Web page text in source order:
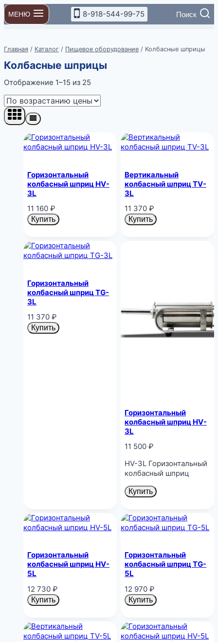
Перейти
к
содержимому
МЕНЮ 8-918-544-99-75 Поиск
Главная / Каталог / Пищевое оборудование / Колбасные шприцы
Колбасные шприцы
Отображение 1–15 из 25
возрастанию
Горизонтальный
колбасный шприц HV-
3L
11 160 ₽
Купить
Вертикальный
колбасный шприц TV-
3L
11 370 ₽
Купить
Горизонтальный
колбасный шприц TG-
3L
11 370 ₽
Купить
Горизонтальный
колбасный шприц HV-
3L
11 500 ₽
HV-3L Горизонтальный
колбасный шприц
Купить
Горизонтальный
колбасный шприц HV-
5L
12 730 ₽
Купить
Горизонтальный
колбасный шприц TG-
5L
12 970 ₽
Купить